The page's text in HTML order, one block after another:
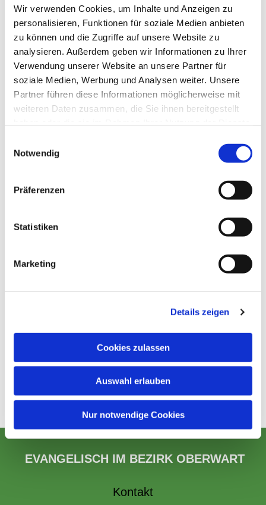
Wir verwenden Cookies, um Inhalte und Anzeigen zu
personalisieren, Funktionen für soziale Medien anbieten
zu können und die Zugriffe auf unsere Website zu
analysieren. Außerdem geben wir Informationen zu Ihrer
Verwendung unserer Website an unsere Partner für
soziale Medien, Werbung und Analysen weiter. Unsere
Partner führen diese Informationen möglicherweise mit
weiteren Daten zusammen, die Sie ihnen bereitgestellt
Notwendig
Präferenzen
Statistiken
Marketing
Details zeigen
Cookies zulassen
Auswahl erlauben
Nur notwendige Cookies
Sonntag, 27. Juni 2027, 09:30 Uhr
Kirche Markt Allhau, Kirchengasse
3, 7411 Markt Allhau
EVANGELISCH IM BEZIRK OBERWART
Kontakt